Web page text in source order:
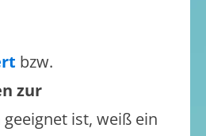
bzw.
zur
ist, weiß ein